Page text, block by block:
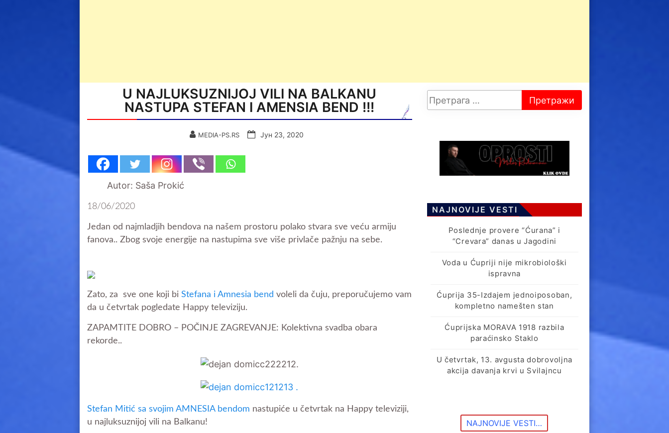
U NAJLUKSUZNIJOJ VILI NA BALKANU
NASTUPA STEFAN I AMENSIA BEND !!!
MEDIA-PS.RS Јун 23, 2020
Autor: Saša Prokić
18/06/2020
Jedan od najmladjih bendova na našem prostoru polako stvara sve veću armiju
fanova.. Zbog svoje energije na nastupima sve više privlače pažnju na sebe.
Zato, za sve one koji bi Stefana i Amnesia bend voleli da čuju, preporučujemo vam
da u četvrtak pogledate Happy televiziju.
ZAPAMTITE DOBRO – POČINJE ZAGREVANJE: Kolektivna svadba obara
rekorde..
Stefan Mitić sa svojim AMNESIA bendom nastupiće u četvrtak na Happy televiziji,
u najluksuznijoj vili na Balkanu!
NAJNOVIJE VESTI
Poslednje provere “Ćurana” i
“Crevara” danas u Jagodini
Voda u Ćupriji nije mikrobiološki
ispravna
Ćuprija 35-Izdajem jednoiposoban,
kompletno namešten stan
Ćuprijska MORAVA 1918 razbila
paraćinsko Staklo
U četvrtak, 13. avgusta dobrovoljna
akcija davanja krvi u Svilajncu
NAJNOVIJE VESTI…